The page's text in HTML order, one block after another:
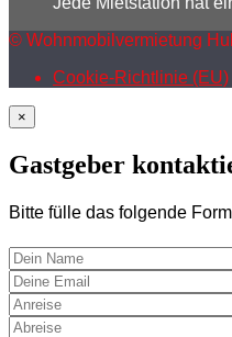
© Wohnmobilvermietung
Cookie-Richtlinie (EU)
×
Gastgeber
Bitte fülle das folgende